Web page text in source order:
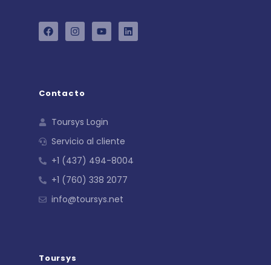
Contacto
Toursys Login
Servicio al cliente
+1 (437) 494-8004
+1 (760) 338 2077
info@toursys.net
Toursys